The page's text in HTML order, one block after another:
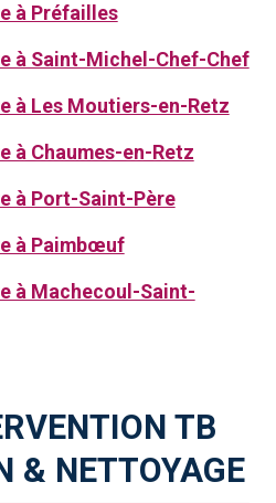
à Préfailles
à Saint-Michel-Chef-Chef
à Les Moutiers-en-Retz
à Chaumes-en-Retz
à Port-Saint-Père
à Paimbœuf
à Machecoul-Saint-
TB
& NETTOYAGE